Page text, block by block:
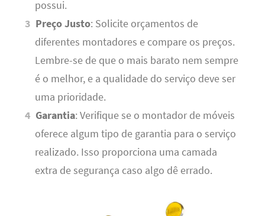
possui.
Preço Justo: Solicite orçamentos de
diferentes montadores e compare os preços.
Lembre-se de que o mais barato nem sempre
é o melhor, e a qualidade do serviço deve ser
uma prioridade.
Garantia: Verifique se o montador de móveis
oferece algum tipo de garantia para o serviço
realizado. Isso proporciona uma camada
extra de segurança caso algo dê errado.